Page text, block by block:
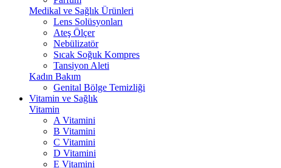
Medikal ve Sağlık Ürünleri
Lens Solüsyonları
Ateş Ölçer
Nebülizatör
Sıcak Soğuk Kompres
Tansiyon Aleti
Kadın Bakım
Genital Bölge Temizliği
Vitamin ve Sağlık
Vitamin
A Vitamini
B Vitamini
C Vitamini
D Vitamini
E Vitamini